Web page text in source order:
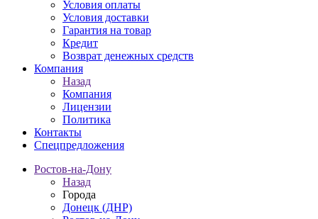
Условия оплаты
Условия доставки
Гарантия на товар
Кредит
Возврат денежных средств
Компания
Назад
Компания
Лицензии
Политика
Контакты
Спецпредложения
Ростов-на-Дону
Назад
Города
Донецк (ДНР)